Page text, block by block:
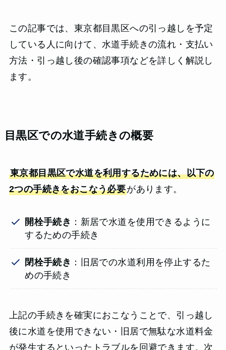
この記事では、東京都目黒区への引っ越しを予定
している人に向けて、水道手続きの流れ・支払い
方法・引っ越し後の確認事項などを詳しく解説し
ます。
目黒区での水道手続きの概要
東京都目黒区で水道を利用するためには、以下の
2つの手続きをおこなう必要があります。
開栓手続き ：新居で水道を使用できるように
するための手続き
閉栓手続き ：旧居での水道利用を停止するた
めの手続き
上記の手続きを確実におこなうことで、引っ越し
後に水道を使用できない・旧居で無駄な水道料金
が発生するといったトラブルを回避できます。次